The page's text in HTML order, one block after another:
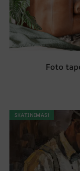
Foto
SKATINIMAS!